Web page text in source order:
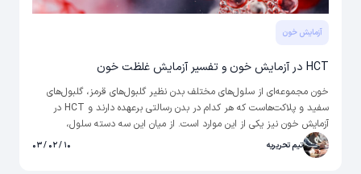
آزمایش خون
HCT در آزمایش خون و تفسیر آزمایش غلظت خون
خون مجموعه‌ای از سلول‌های مختلف بدن نظیر گلبول‌های قرمز، گلبول‌های
سفید و پلاکت‌هاست که هر کدام در بدن رسالتی برعهده دارند و HCT در
آزمایش خون نیز یکی از این موارد است. از میان این سه دسته سلول،
گلبول‌های قرمز نقشی حیاتی‌تر در سلامت بدن ایفا می‌کنند. دلیل این امر هم
وجود پروتئینی در گلبول‌های قرمز تحت عنوان هموگلوبین است که مسئول
تیم تحریریه ۱۰ / ۰۲ / ۰۳